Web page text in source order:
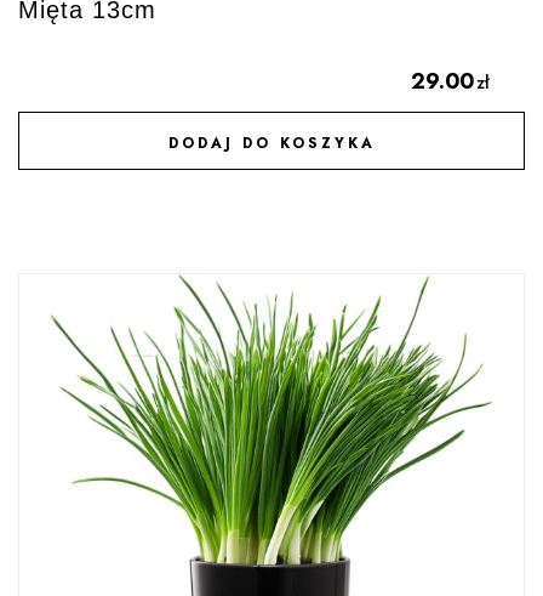
Mięta 13cm
29.00zł
DODAJ DO KOSZYKA
DODAJ DO ULUBIONYCH